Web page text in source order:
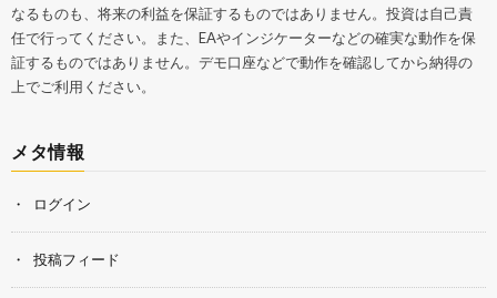
なるものも、将来の利益を保証するものではありません。投資は自己責
任で行ってください。また、EAやインジケーターなどの確実な動作を保
証するものではありません。デモ口座などで動作を確認してから納得の
上でご利用ください。
メタ情報
ログイン
投稿フィード